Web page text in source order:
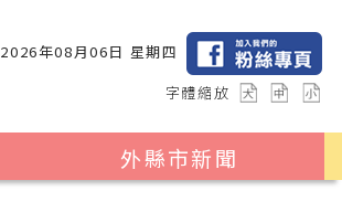
2026年08月06日 星期四
字體縮放
外縣市新聞